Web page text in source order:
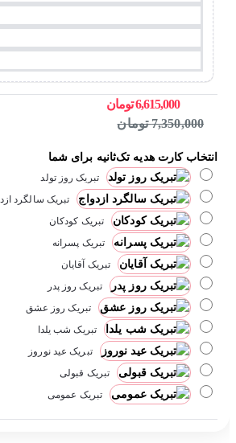
6,615,000 تومان
7,350,000 تومان
انتخاب کارت هدیه تک‌ثانیه برای شما
تبریک روز تولد
تبریک سالگرد
تبریک کودکان
تبریک پسرانه
تبریک آقایان
تبریک روز پدر
تبریک روز عشق
تبریک شب یلدا
تبریک عید نوروز
تبریک قبولی
تبریک عمومی